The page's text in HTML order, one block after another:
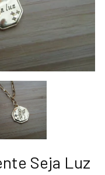
Seja Luz